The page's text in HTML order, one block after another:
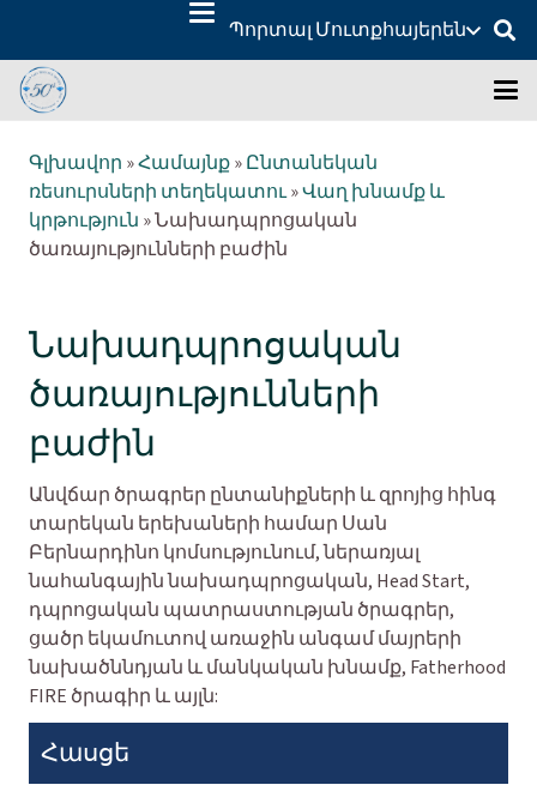
Պորտալ Մուտքհայերեն
Գլխավոր »Համայնք»Ընտանեկան
ռեսուրսների տեղեկատու»Վաղ խնամք և
կրթություն »Նախադպրոցական
ծառայությունների բաժին
Նախադպրոցական
ծառայությունների
բաժին
Անվճար ծրագրեր ընտանիքների և զրոյից հինգ
տարեկան երեխաների համար Սան
Բերնարդինո կոմսությունում, ներառյալ
նահանգային նախադպրոցական, Head Start,
դպրոցական պատրաստության ծրագրեր,
ցածր եկամուտով առաջին անգամ մայրերի
նախածննդյան և մանկական խնամք, Fatherhood
FIRE ծրագիր և այլն:
Հասցե